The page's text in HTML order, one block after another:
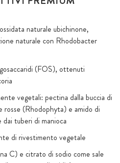
naturale ubichinone,
naturale con Rhodobacter
(FOS), ottenuti
vegetali: pectina dalla buccia di
rosse (Rhodophyta) e amido di
tuberi di manioca
di rivestimento vegetale
C) e citrato di sodio come sale